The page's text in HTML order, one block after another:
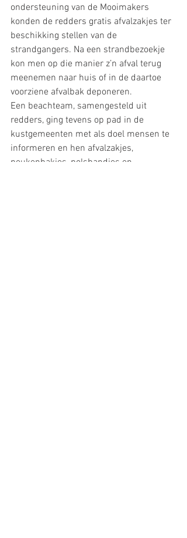
ondersteuning van de Mooimakers
konden de redders gratis afvalzakjes ter
beschikking stellen van de
strandgangers. Na een strandbezoekje
kon men op die manier z’n afval terug
meenemen naar huis of in de daartoe
voorziene afvalbak deponeren.
Een beachteam, samengesteld uit
redders, ging tevens op pad in de
kustgemeenten met als doel mensen te
informeren en hen afvalzakjes,
peukenbakjes, polsbandjes en